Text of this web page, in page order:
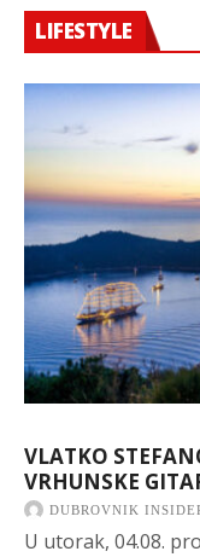
LIFESTYLE
VLATKO
VRHUNSKE
DUBROVNIK
U utorak, 04.08.